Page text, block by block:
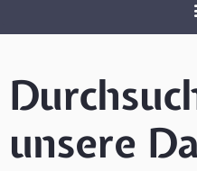
unsere